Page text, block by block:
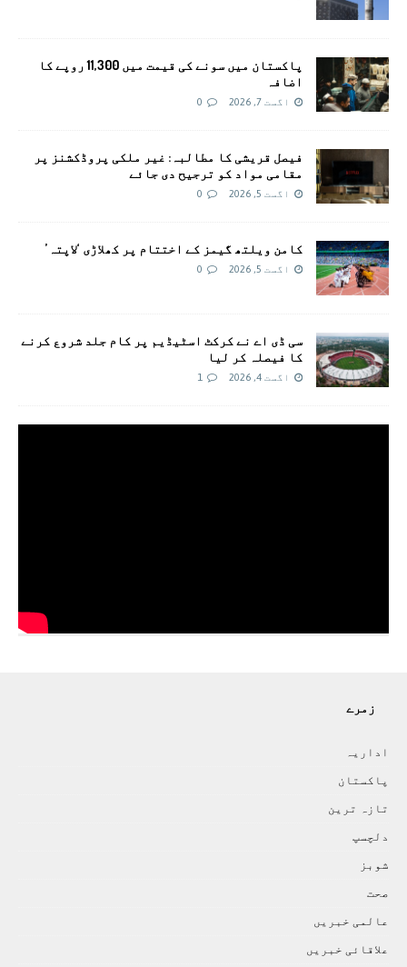
پاکستان میں سونے کی قیمت میں 11,300 روپے کا
اضافہ
اگست 7, 2026 0
فیصل قریشی کا مطالبہ: غیر ملکی پروڈکشنز پر
مقامی مواد کو ترجیح دی جائے
اگست 5, 2026 0
کامن ویلتھ گیمز کے اختتام پر کھلاڑی ‘لاپتہ’
اگست 5, 2026 0
سی ڈی اے نے کرکٹ اسٹیڈیم پر کام جلد شروع کرنے
کا فیصلہ کر لیا
اگست 4, 2026 1
زمرے
اداريہ
پاکستان
تازہ ترين
دلچسپ
شوبز
صحت
عالمی خبريں
علاقائی خبريں